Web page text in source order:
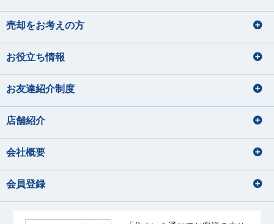
売却をお考えの方
お役立ち情報
お友達紹介制度
店舗紹介
会社概要
会員登録